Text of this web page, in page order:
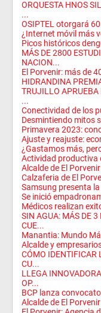
ORQUESTA HNOS
...
OSIPTEL otorgará
¿Internet móvil más
Picos históricos
MÁS DE 2800
NACION...
El Porvenir: más de
HIDRANDINA
TRUJILLO APRUEBA
...
Conectividad de los
Desmintiendo mitos
Primavera 2023:
Ajuste y reajuste:
¿Gastamos más,
Actividad productiva
Alcalde de El
Calzaferia de El
Samsung presenta
Se inició
Médicos realizan
SIN AGUA: MÁS DE
CUE...
Manantia: Mundo
Alcalde y
CÓMO IDENTIFICAR
CU...
LLEGA
OP...
BCP lanza
Alcalde de El